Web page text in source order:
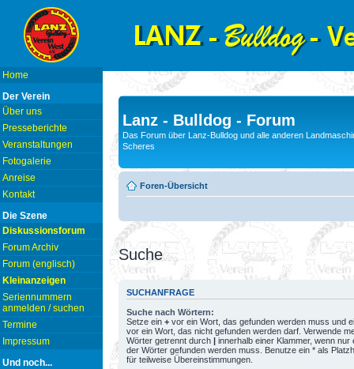
Home
Der Verein
Über uns
Presseberichte
Veranstaltungen
Fotogalerie
Anreise
Kontakt
Die Szene
Diskussionsforum
Forum Archiv
Forum (englisch)
Kleinanzeigen
Seriennummern
anmelden / suchen
Termine
Impressum
Und noch...
Lanz - Bulldog - Forum
Das Forum über Lanz-Bulldog und alle anderen
Scheres
Foren-Übersicht
Suche
SUCHANFRAGE
Suche nach Wörtern:
Setze ein + vor ein Wort, das gefunden werden muss und
vor ein Wort, das nicht gefunden werden darf. Verwende
Wörter getrennt durch | innerhalb einer Klammer, wenn nur
der Wörter gefunden werden muss. Benutze ein * als
für teilweise Übereinstimmungen.